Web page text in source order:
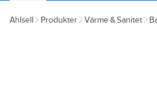
Ahlsell Produkter Värme & Sanitet